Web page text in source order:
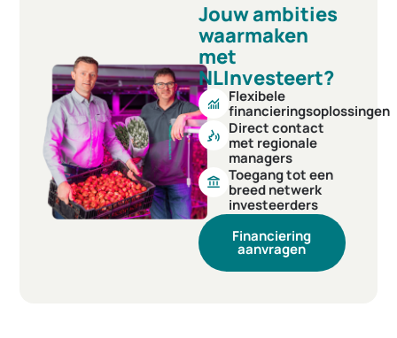
Jouw ambities
waarmaken
met
NLInvesteert?
monitoring Flexibele
financieringsoplossingen
voice_selection Direct contact
met regionale
managers
account_balance Toegang tot een
breed netwerk
investeerders
Financiering
aanvragen